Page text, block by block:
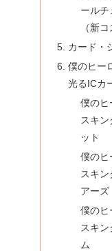
ールチ
（新
カード・
僕のヒー
光るICカ
僕のヒ
スキ
ット
僕のヒ
スキ
アーズ
僕のヒ
スキ
ム